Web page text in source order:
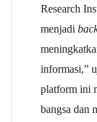
Research
menjadi
informasi,”
platform ini
bangsa dan